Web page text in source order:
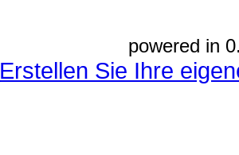
powered in
Erstellen Sie Ihre